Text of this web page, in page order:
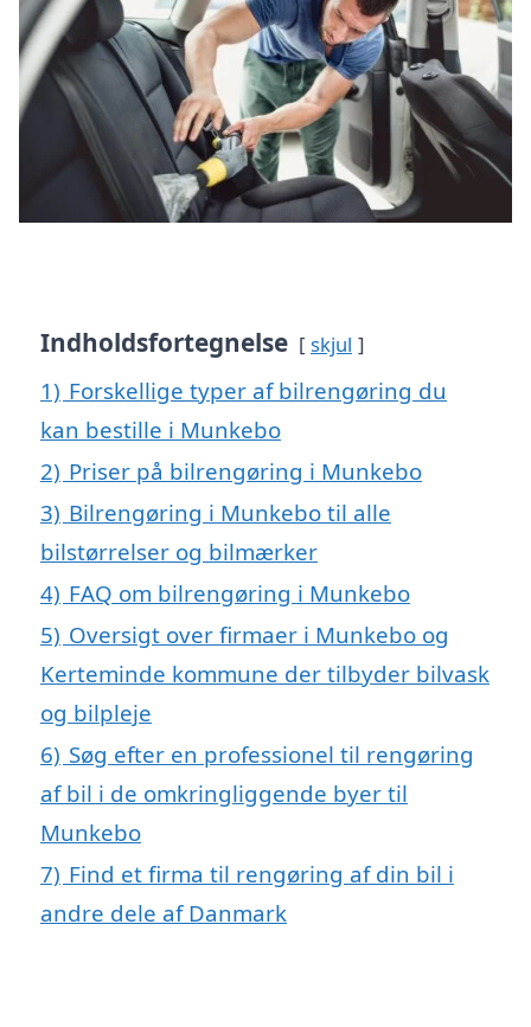
Indholdsfortegnelse skjul
1) Forskellige typer af bilrengøring du
kan bestille i Munkebo
2) Priser på bilrengøring i Munkebo
3) Bilrengøring i Munkebo til alle
bilstørrelser og bilmærker
4) FAQ om bilrengøring i Munkebo
5) Oversigt over firmaer i Munkebo og
Kerteminde kommune der tilbyder bilvask
og bilpleje
6) Søg efter en professionel til rengøring
af bil i de omkringliggende byer til
Munkebo
7) Find et firma til rengøring af din bil i
andre dele af Danmark